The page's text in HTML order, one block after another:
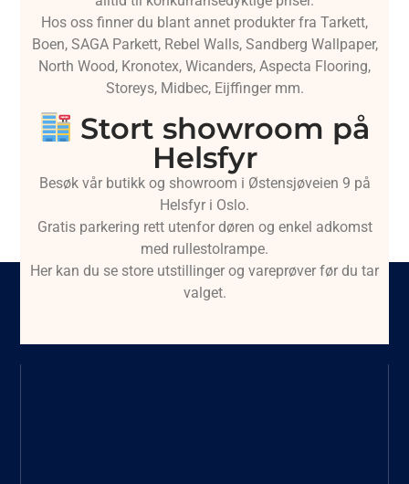
Hos oss finner du blant annet produkter fra Tarkett,
Boen, SAGA Parkett, Rebel Walls, Sandberg Wallpaper,
North Wood, Kronotex, Wicanders, Aspecta Flooring,
Storeys, Midbec, Eijffinger mm.
Stort showroom på
Helsfyr
Besøk vår butikk og showroom i Østensjøveien 9 på
Helsfyr i Oslo.
Gratis parkering rett utenfor døren og enkel adkomst
med rullestolrampe.
Her kan du se store utstillinger og vareprøver før du tar
valget.